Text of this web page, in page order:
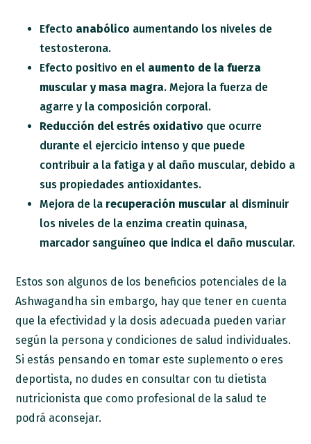
Efecto anabólico aumentando los niveles de
testosterona.
Efecto positivo en el aumento de la fuerza
muscular y masa magra. Mejora la fuerza de
agarre y la composición corporal.
Reducción del estrés oxidativo que ocurre
durante el ejercicio intenso y que puede
contribuir a la fatiga y al daño muscular, debido a
sus propiedades antioxidantes.
Mejora de la recuperación muscular al disminuir
los niveles de la enzima creatin quinasa,
marcador sanguíneo que indica el daño muscular.
Estos son algunos de los beneficios potenciales de la
Ashwagandha sin embargo, hay que tener en cuenta
que la efectividad y la dosis adecuada pueden variar
según la persona y condiciones de salud individuales.
Si estás pensando en tomar este suplemento o eres
deportista, no dudes en consultar con tu dietista
nutricionista que como profesional de la salud te
podrá aconsejar.